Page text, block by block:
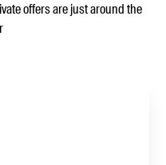
offers are just around the